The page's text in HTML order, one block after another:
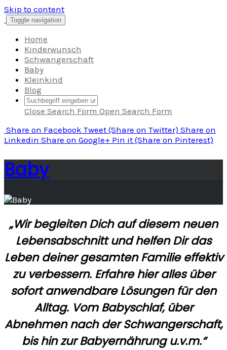
Skip to content
Toggle navigation
Home
Kinderwunsch
Schwangerschaft
Baby
Kleinkind
Blog
Close Search Form Open Search Form
Share on Facebook Tweet (Share on Twitter) Share on
Linkedin Share on Google+ Pin it (Share on Pinterest)
Baby
„Wir begleiten Dich auf diesem neuen
Lebensabschnitt und helfen Dir das
Leben deiner gesamten Familie effektiv
zu verbessern. Erfahre hier alles über
sofort anwendbare Lösungen für den
Alltag. Vom Babyschlaf, über
Abnehmen nach der Schwangerschaft,
bis hin zur Babyernährung u.v.m.“